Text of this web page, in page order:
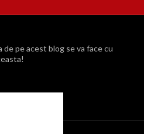
pe acest blog se va face cu